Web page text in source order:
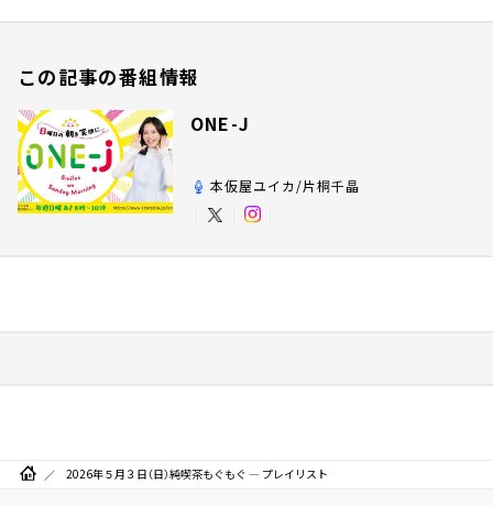
この記事の番組情報
ONE-J
本仮屋ユイカ/片桐千晶
2026年５月３日（日）純喫茶もぐもぐ ― プレイリスト